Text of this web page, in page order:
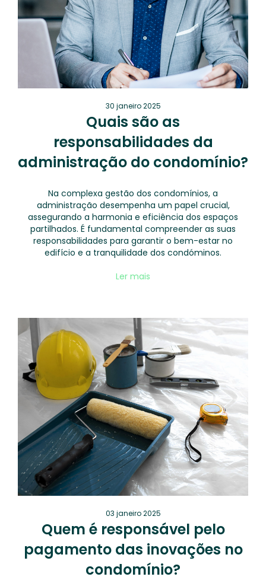
30 janeiro 2025
Quais são as
responsabilidades da
administração do condomínio?
Na complexa gestão dos condomínios, a
administração desempenha um papel crucial,
assegurando a harmonia e eficiência dos espaços
partilhados. É fundamental compreender as suas
responsabilidades para garantir o bem-estar no
edifício e a tranquilidade dos condóminos.
Ler mais
03 janeiro 2025
Quem é responsável pelo
pagamento das inovações no
condomínio?